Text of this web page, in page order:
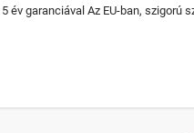
év garanciával Az EU-ban,